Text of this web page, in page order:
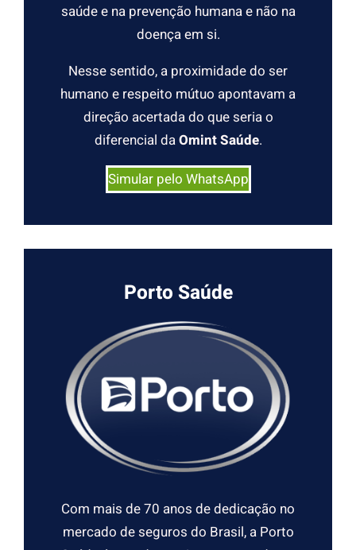
saúde e na prevenção humana e não na
doença em si.
Nesse sentido, a proximidade do ser
humano e respeito mútuo apontavam a
direção acertada do que seria o
diferencial daOmint Saúde.
Simular pelo WhatsApp
Porto Saúde
Com mais de 70 anos de dedicação no
mercado de seguros do Brasil, a Porto